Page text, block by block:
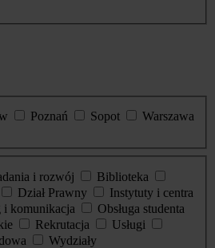
Poznań Sopot
Warszawa
i rozwój
Biblioteka
Dział Prawny
Instytuty i centra
i komunikacja
Obsługa studenta
Rekrutacja
Usługi
Wydziały